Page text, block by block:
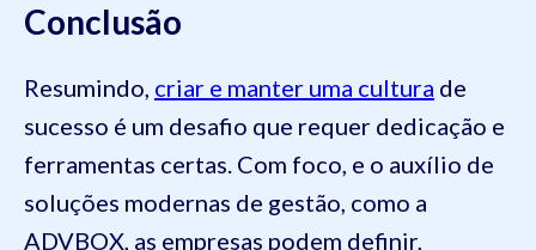
Conclusão
Resumindo, criar e manter uma cultura de
sucesso é um desafio que requer dedicação e
ferramentas certas. Com foco, e o auxílio de
soluções modernas de gestão, como a
ADVBOX, as empresas podem definir,